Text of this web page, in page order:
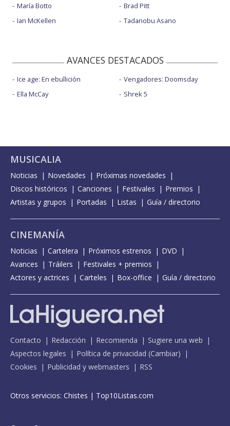
María Botto
Ian McKellen
Brad Pitt
Tadanobu Asano
AVANCES DESTACADOS
Ice age: En ebullición
Ella McCay
Vengadores: Doomsday
Shrek 5
MUSICALIA
Noticias Novedades
Próximas novedades
Discos históricos
Canciones Festivales
Premios
Artistas y grupos
Portadas Listas Guía / directorio
CINEMANÍA
Noticias Cartelera Próximos estrenos
DVD
Avances
Tráilers
Festivales + premios
Actores y actrices
Carteles Box-office Guía / directorio
Contacto Redacción Recomienda
Sugiere una web
Aspectos legales
Política de privacidad (Cambiar)
Cookies
Publicidad y webmasters RSS
Otros servicios: Chistes | Top10Listas.com